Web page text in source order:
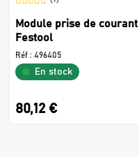
Module prise de
Festool
Réf : 496405
En stock
80,12 €